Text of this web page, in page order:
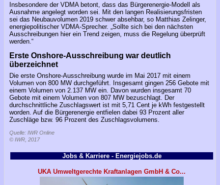
Insbesondere der VDMA betont, dass das Bürgerenergie-Modell als
Ausnahme angelegt worden sei. Mit den langen Realisierungsfristen
sei das Neubauvolumen 2019 schwer absehbar, so Matthias Zelinger,
energiepolitischer VDMA-Sprecher. „Sollte sich bei den nächsten
Ausschreibungen hier ein Trend zeigen, muss die Regelung überprüft
werden.“
Erste Onshore-Ausschreibung war deutlich
überzeichnet
Die erste Onshore-Ausschreibung wurde im Mai 2017 mit einem
Volumen von 800 MW durchgeführt. Insgesamt gingen 256 Gebote mit
einem Volumen von 2.137 MW ein. Davon wurden insgesamt 70
Gebote mit einem Volumen von 807 MW bezuschlagt. Der
durchschnittliche Zuschlagswert ist mit 5,71 Cent je kWh festgestellt
worden. Auf die Bürgerenergie entfielen dabei 93 Prozent aller
Zuschläge bzw. 96 Prozent des Zuschlagsvolumens.
Quelle: IWR Online
© IWR, 2017
Jobs & Karriere - Energiejobs.de
UKA Umweltgerechte Kraftanlagen GmbH & Co...